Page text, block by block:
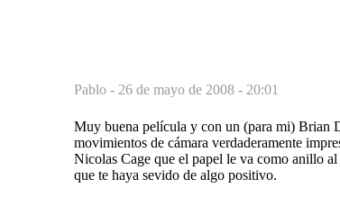
Pablo - 26 de mayo de 2008 - 20:01
Muy buena película y con un (para mi) Brian
movimientos de cámara verdaderamente
Nicolas Cage que el papel le va como anillo
que te haya sevido de algo positivo.